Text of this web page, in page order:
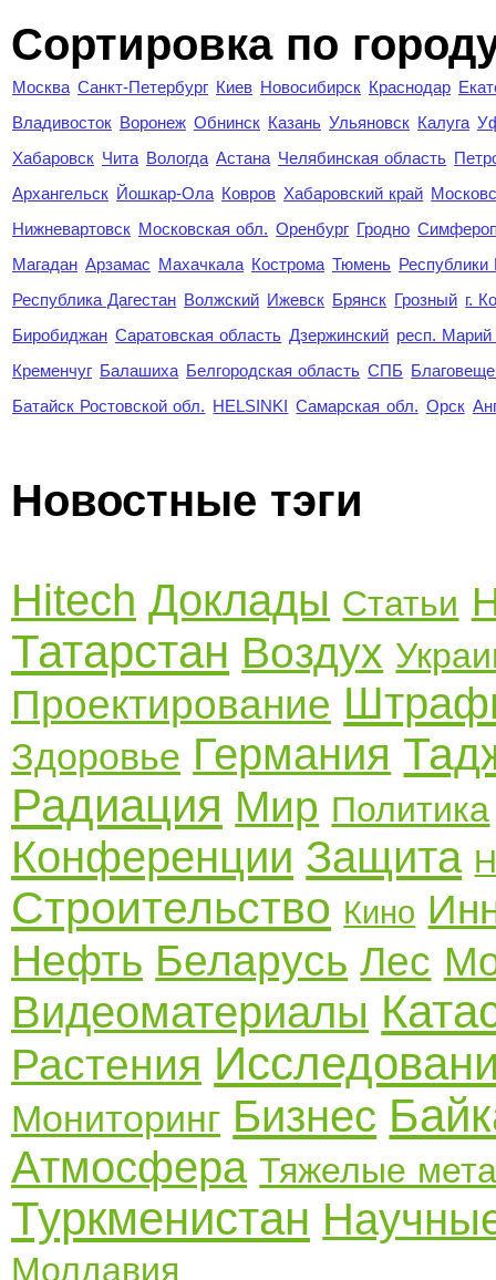
Cортировка по
Москва Санкт-Петербург Киев Новосибирск Краснодар
Владивосток Воронеж Обнинск Казань Ульяновск Калуга
Хабаровск Чита Вологда Астана Челябинская область
Архангельск Йошкар-Ола Ковров Хабаровский край
Нижневартовск Московская обл. Оренбург Гродно
Магадан Арзамас Махачкала Кострома Тюмень Республики
Республика Дагестан Волжский Ижевск Брянск Грозный г.
Биробиджан Саратовская область Дзержинский респ.
Кременчуг Балашиха Белгородская область СПБ
Батайск Ростовской обл. HELSINKI Самарская обл. Орск
Новостные тэги
Hitech Доклады Статьи
Татарстан Воздух
Проектирование
Здоровье Германия
Радиация Мир Политика
Конференции Защита
Строительство Кино
Нефть Беларусь Лес
Видеоматериалы
Растения
Мониторинг Бизнес
Атмосфера Тяжелые
Туркменистан
Молдавия